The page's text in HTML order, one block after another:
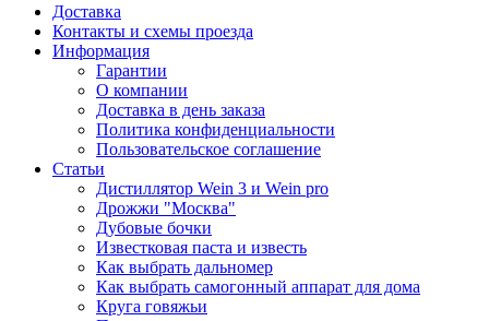
Доставка
Контакты и схемы проезда
Информация
Гарантии
О компании
Доставка в день заказа
Политика конфиденциальности
Пользовательское соглашение
Статьи
Дистиллятор Wein 3 и Wein pro
Дрожжи "Москва"
Дубовые бочки
Известковая паста и известь
Как выбрать дальномер
Как выбрать самогонный аппарат для дома
Круга говяжьи